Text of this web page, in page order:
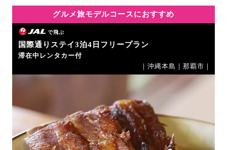
グルメ旅モデルコースにおすすめ
で飛ぶ
国際通りステイ3泊4日フリープラン
滞在中レンタカー付
｜沖縄本島｜那覇市｜